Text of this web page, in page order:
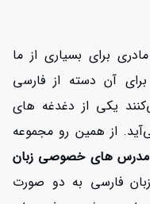
برای بسیاری از ما
آن دسته از فارسی
یکی از دغدغه های
از همین رو مجموعه
مدرس های خصوصی زبان
فارسی به دو صورت